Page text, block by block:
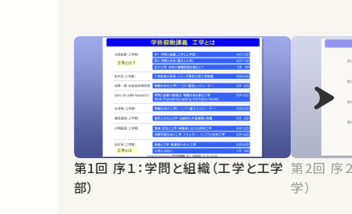
第1回 序１：学問と組織（工学と工学
部）
第2回 序２：学問と社会（震災と工
学）